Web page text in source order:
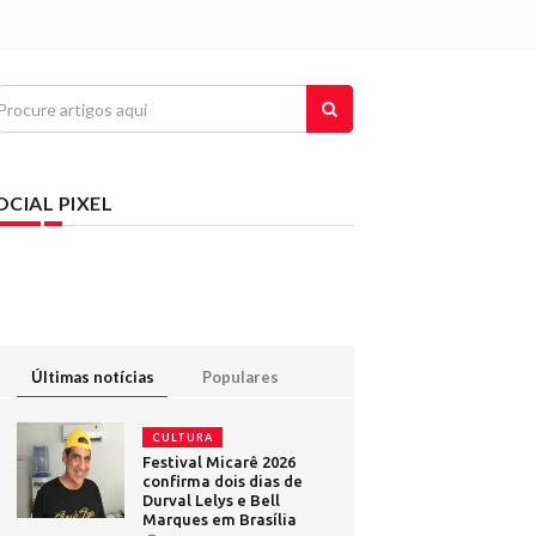
PIXEL
Últimas notícias Populares
CULTURA
Festival Micarê 2026
confirma dois dias de
Durval Lelys e Bell
Marques em Brasília